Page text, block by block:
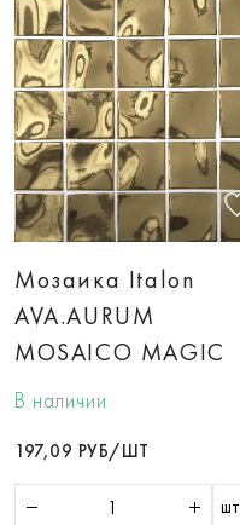
Мозаика Italon
AVA.AURUM
MOSAICO MAGIC
В наличии
197,09 РУБ/ШТ
шт